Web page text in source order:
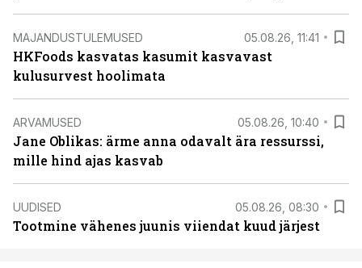
MAJANDUSTULEMUSED 05.08.26, 11:41
HKFoods kasvatas kasumit kasvavast
kulusurvest hoolimata
ARVAMUSED 05.08.26, 10:40
Jane Oblikas: ärme anna odavalt ära ressurssi,
mille hind ajas kasvab
UUDISED 05.08.26, 08:30
Tootmine vähenes juunis viiendat kuud järjest